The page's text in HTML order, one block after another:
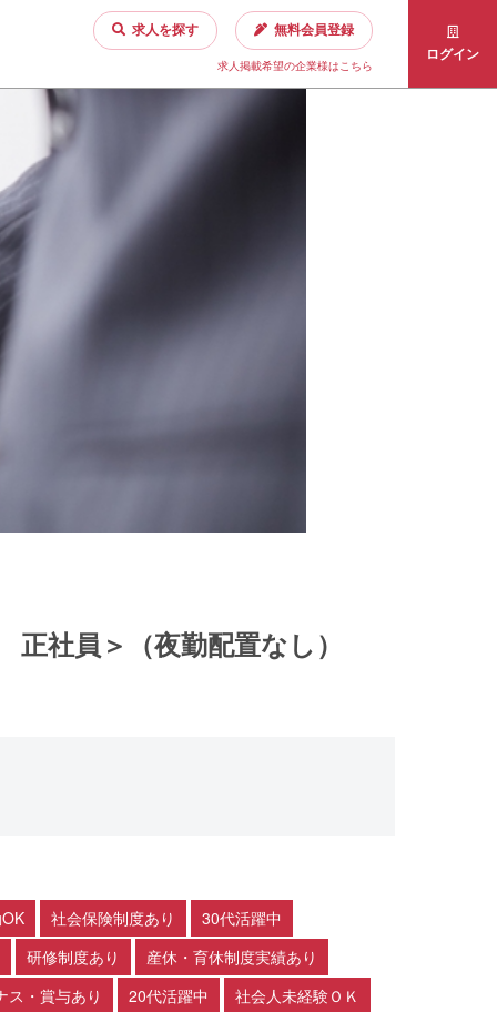
求人を探す 無料会員登録
求人掲載希望の企業様はこちら
ログイン
社員＞（夜勤配置なし）
社会保険制度あり
30代活躍中
研修制度あり
産休・育休制度実績あり
ス・賞与あり
20代活躍中 社会人未経験ＯＫ